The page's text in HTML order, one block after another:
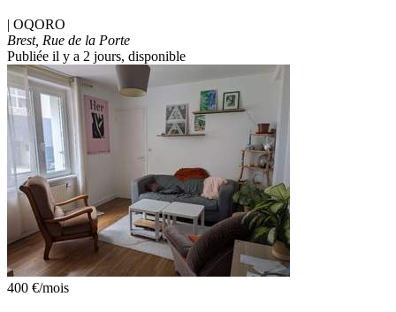
| OQORO
Brest, Rue de la Porte
Publiée il y a 2 jours, disponible
400 €/mois